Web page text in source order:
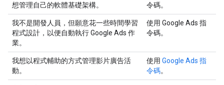
想管理自己的軟體基礎架構。
令碼。
我不是開發人員，但願意花一些時間學習
程式設計，以便自動執行 Google Ads 作
業。
使用 Google Ads 指
令碼。
我想以程式輔助的方式管理影片廣告活
動。
使用 Google Ads 指
令碼。